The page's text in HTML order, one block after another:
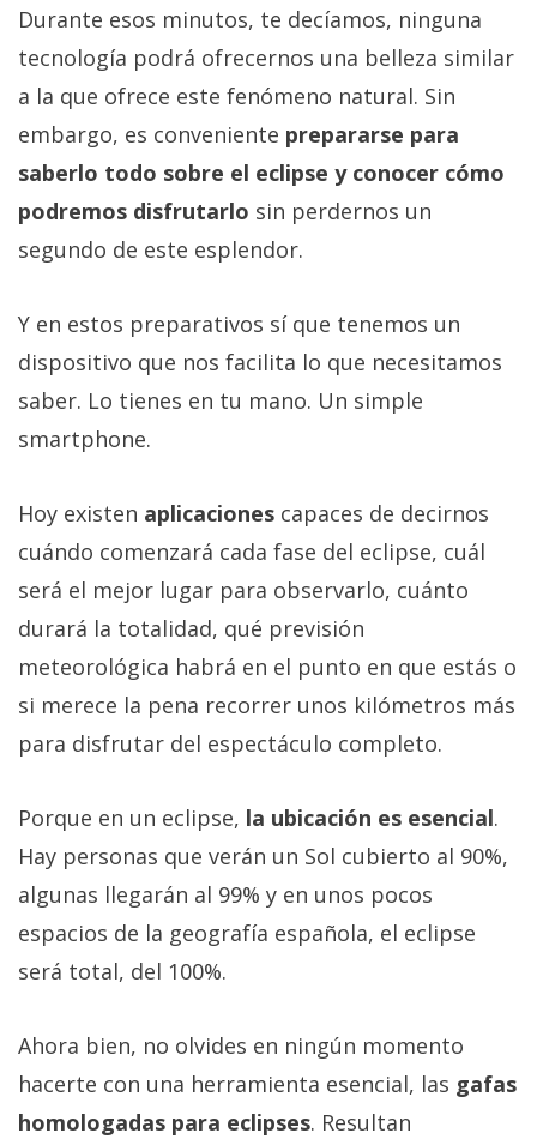
Durante esos minutos, te decíamos, ninguna
tecnología podrá ofrecernos una belleza similar
a la que ofrece este fenómeno natural. Sin
embargo, es conveniente prepararse para
saberlo todo sobre el eclipse y conocer cómo
podremos disfrutarlo sin perdernos un
segundo de este esplendor.
Y en estos preparativos sí que tenemos un
dispositivo que nos facilita lo que necesitamos
saber. Lo tienes en tu mano. Un simple
smartphone.
Hoy existen aplicaciones capaces de decirnos
cuándo comenzará cada fase del eclipse, cuál
será el mejor lugar para observarlo, cuánto
durará la totalidad, qué previsión
meteorológica habrá en el punto en que estás o
si merece la pena recorrer unos kilómetros más
para disfrutar del espectáculo completo.
Porque en un eclipse, la ubicación es esencial.
Hay personas que verán un Sol cubierto al 90%,
algunas llegarán al 99% y en unos pocos
espacios de la geografía española, el eclipse
será total, del 100%.
Ahora bien, no olvides en ningún momento
hacerte con una herramienta esencial, las gafas
homologadas para eclipses. Resultan